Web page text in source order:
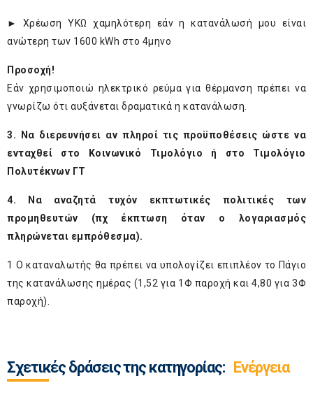
► Χρέωση ΥΚΩ χαμηλότερη εάν η κατανάλωσή μου είναι
ανώτερη των 1600 kWh στο 4μηνο
Προσοχή!
Εάν χρησιμοποιώ ηλεκτρικό ρεύμα για θέρμανση πρέπει να
γνωρίζω ότι αυξάνεται δραματικά η κατανάλωση.
3. Να διερευνήσει αν πληροί τις προϋποθέσεις ώστε να
ενταχθεί στο Κοινωνικό Τιμολόγιο ή στο Τιμολόγιο
Πολυτέκνων ΓΤ
4. Να αναζητά τυχόν εκπτωτικές πολιτικές των
προμηθευτών (πχ έκπτωση όταν ο λογαριασμός
πληρώνεται εμπρόθεσμα).
1 Ο καταναλωτής θα πρέπει να υπολογίζει επιπλέον το Πάγιο
της κατανάλωσης ημέρας (1,52 για 1Φ παροχή και 4,80 για 3Φ
παροχή).
Σχετικές δράσεις της κατηγορίας: Ενέργεια